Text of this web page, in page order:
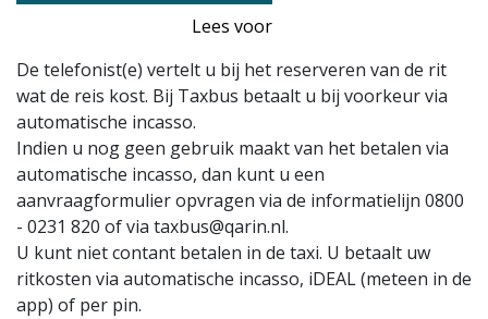
Lees voor
De telefonist(e) vertelt u bij het reserveren van de rit
wat de reis kost. Bij Taxbus betaalt u bij voorkeur via
automatische incasso.
Indien u nog geen gebruik maakt van het betalen via
automatische incasso, dan kunt u een
aanvraagformulier opvragen via de informatielijn 0800
- 0231 820 of via taxbus@qarin.nl.
U kunt niet contant betalen in de taxi. U betaalt uw
ritkosten via automatische incasso, iDEAL (meteen in de
app) of per pin.